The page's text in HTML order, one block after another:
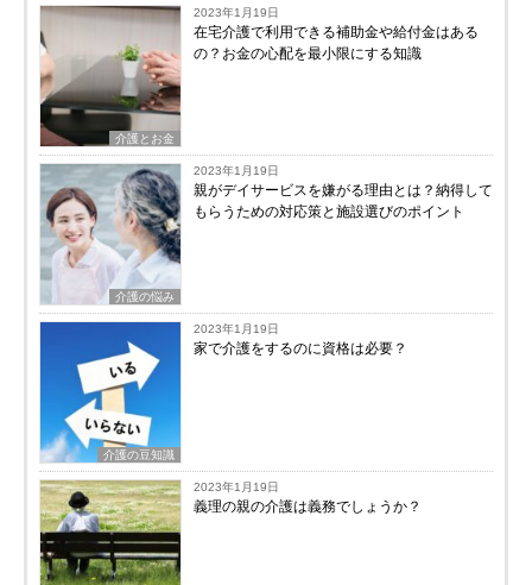
介護とお金
2023年1月19日
在宅介護で利用できる補助金や給付金はある
の？お金の心配を最小限にする知識
介護の悩み
2023年1月19日
親がデイサービスを嫌がる理由とは？納得して
もらうための対応策と施設選びのポイント
介護の豆知識
2023年1月19日
家で介護をするのに資格は必要？
2023年1月19日
義理の親の介護は義務でしょうか？